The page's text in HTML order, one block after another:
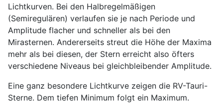
Lichtkurven. Bei den Halbregelmäßigen
(Semiregulären) verlaufen sie je nach Periode und
Amplitude flacher und schneller als bei den
Mirasternen. Andererseits streut die Höhe der Maxima
mehr als bei diesen, der Stern erreicht also öfters
verschiedene Niveaus bei gleichbleibender Amplitude.
Eine ganz besondere Lichtkurve zeigen die RV-Tauri-
Sterne. Dem tiefen Minimum folgt ein Maximum.